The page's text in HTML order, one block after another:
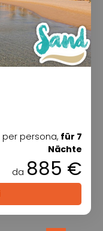
per persona, für 7
Nächte
da 885 €